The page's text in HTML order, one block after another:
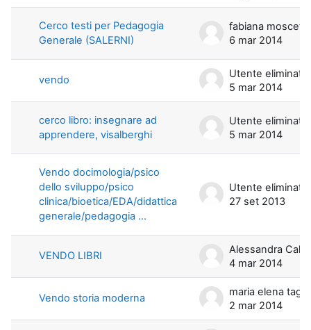
Cerco testi per Pedagogia
Generale (SALERNI)
fabiana moscetta
6 mar 2014
vendo
Utente eliminato
5 mar 2014
cerco libro: insegnare ad
apprendere, visalberghi
Utente eliminato
5 mar 2014
Vendo docimologia/psico
dello sviluppo/psico
clinica/bioetica/EDA/didattica
generale/pedagogia ...
Utente eliminato
27 set 2013
VENDO LIBRI
4 mar 2014
Vendo storia moderna
2 mar 2014